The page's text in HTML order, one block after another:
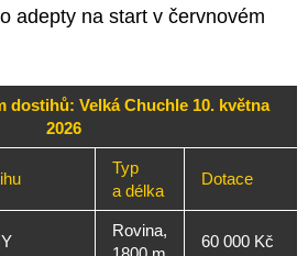
adepty na start v červnovém
dostihů: Velká Chuchle 10. května
2026
Typ
a délka
Dotace
Rovina,
60 000 Kč